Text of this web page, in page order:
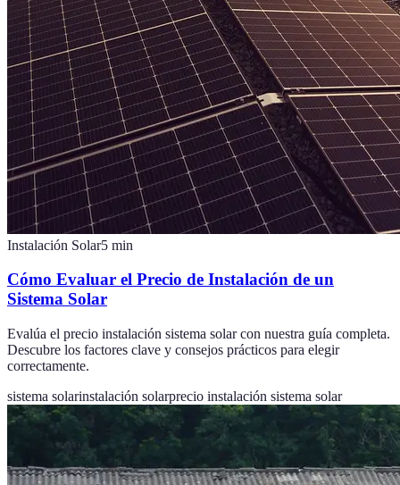
Instalación Solar5 min
Cómo Evaluar el Precio de Instalación de un
Sistema Solar
Evalúa el precio instalación sistema solar con nuestra guía completa.
Descubre los factores clave y consejos prácticos para elegir
correctamente.
sistema solarinstalación solarprecio instalación sistema solar